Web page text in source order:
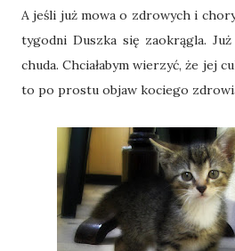
A jeśli już mowa o zdrowych i
tygodni Duszka się zaokrągla.
chuda. Chciałabym wierzyć, że jej
to po prostu objaw kociego